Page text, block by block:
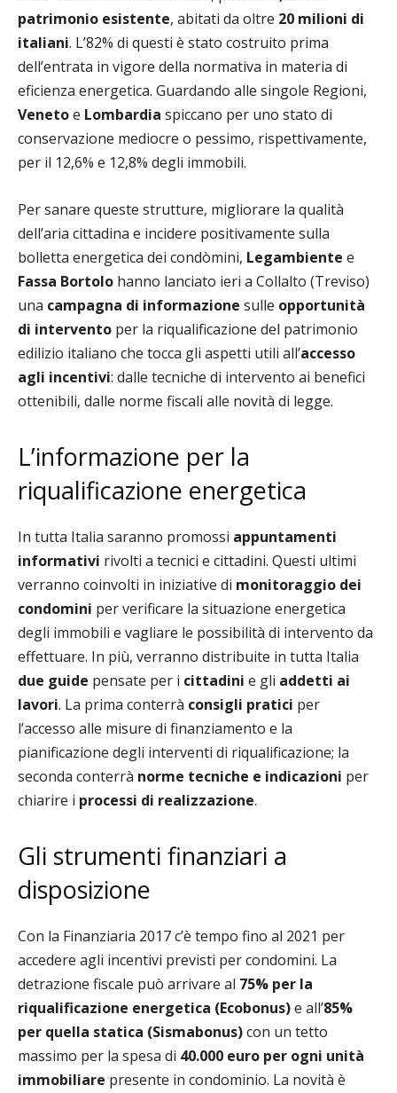
patrimonio esistente, abitati da oltre 20 milioni di
italiani. L’82% di questi è stato costruito prima
dell’entrata in vigore della normativa in materia di
eficienza energetica. Guardando alle singole Regioni,
Venetoe Lombardia spiccano per uno stato di
conservazione mediocre o pessimo, rispettivamente,
per il 12,6% e 12,8% degli immobili.
Per sanare queste strutture, migliorare la qualità
dell’aria cittadina e incidere positivamente sulla
bolletta energetica dei condòmini, Legambiente e
Fassa Bortolo hanno lanciato ieri a Collalto (Treviso)
una campagna di informazione sulle opportunità
di intervento per la riqualificazione del patrimonio
edilizio italiano che tocca gli aspetti utili all’accesso
agli incentivi: dalle tecniche di intervento ai benefici
ottenibili, dalle norme fiscali alle novità di legge.
L’informazione per la
riqualificazione energetica
In tutta Italia saranno promossi appuntamenti
informativi rivolti a tecnici e cittadini. Questi ultimi
verranno coinvolti in iniziative di monitoraggio dei
condomini per verificare la situazione energetica
degli immobili e vagliare le possibilità di intervento da
effettuare. In più, verranno distribuite in tutta Italia
due guide pensate per i cittadini e gli addetti ai
lavori. La prima conterrà consigli pratici per
l’accesso alle misure di finanziamento e la
pianificazione degli interventi di riqualificazione; la
seconda conterrà norme tecniche e indicazioni per
chiarire i processi di realizzazione.
Gli strumenti finanziari a
disposizione
Con la Finanziaria 2017 c’è tempo fino al 2021 per
accedere agli incentivi previsti per condomini. La
detrazione fiscale può arrivare al 75% per la
riqualificazione energetica (Ecobonus)e all’85%
per quella statica (Sismabonus)con un tetto
massimo per la spesa di 40.000 euro per ogni unità
immobiliare presente in condominio. La novità è